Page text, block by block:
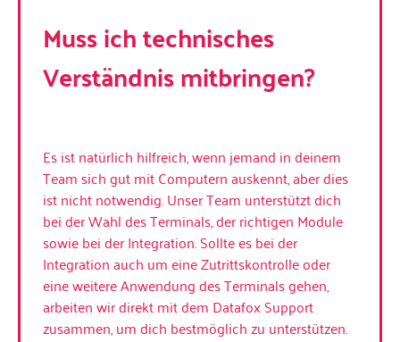
Muss ich technisches
Verständnis mitbringen?
Es ist natürlich hilfreich, wenn jemand in deinem
Team sich gut mit Computern auskennt, aber dies
ist nicht notwendig. Unser Team unterstützt dich
bei der Wahl des Terminals, der richtigen Module
sowie bei der Integration. Sollte es bei der
Integration auch um eine Zutrittskontrolle oder
eine weitere Anwendung des Terminals gehen,
arbeiten wir direkt mit dem Datafox Support
zusammen, um dich bestmöglich zu unterstützen.